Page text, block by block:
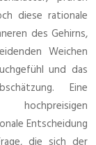
diese rationale
des Gehirns,
Weichen
und das
Eine
Entscheidung